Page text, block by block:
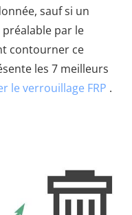
sauf si un
par le
contourner ce
les 7 meilleurs
le verrouillage FRP .